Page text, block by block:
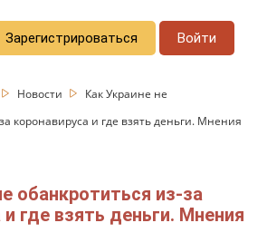
Зарегистрироваться Войти
Новости
Как Украине не
коронавируса и где взять деньги. Мнения
обанкротиться из-за
и где взять деньги. Мнения